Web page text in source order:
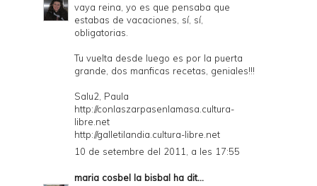
vaya reina, yo es que pensaba que
estabas de vacaciones, sí, sí,
obligatorias.
Tu vuelta desde luego es por la puerta
grande, dos manficas recetas, geniales!!!
Salu2, Paula
http://conlaszarpasenlamasa.cultura-
libre.net
http://galletilandia.cultura-libre.net
10 de setembre del 2011, a les 17:55
maria cosbel la bisbal ha dit...